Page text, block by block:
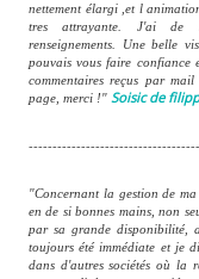
nettement élargi ,et l
tres attrayante. J'ai de
renseignements. Une belle
pouvais vous faire confiance
commentaires reçus par
page, merci !" Soisic de
"Concernant la gestion de
en de si bonnes mains, non
par sa grande disponibilité,
toujours été immédiate et je
dans d'autres sociétés où la